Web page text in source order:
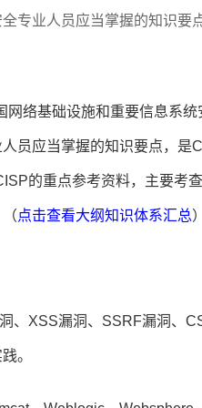
专业人员应当掌握的知识要
络基础设施和重要信息系
员应当掌握的知识要点，
的重点参考资料，主要考
点击查看大纲知识体系汇总
、XSS漏洞、SSRF漏洞、
。